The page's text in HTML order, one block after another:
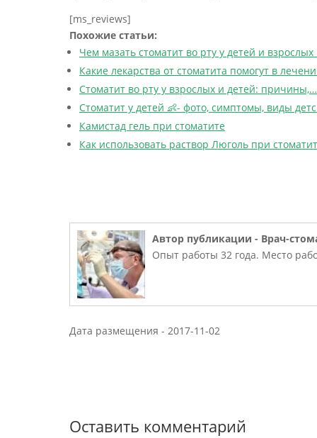
[ms_reviews]
Похожие статьи:
Чем мазать стоматит во рту у детей и
Какие лекарства от стоматита помогут в
Стоматит во рту у взрослых и детей: причины,…
Стоматит у детей 👶- фото, симптомы, виды
Камистад гель при стоматите
Как использовать раствор Люголь при
Автор публикации - Врач-
Опыт работы 32 года. Место
Дата размещения - 2017-11-02
Оставить комментарий